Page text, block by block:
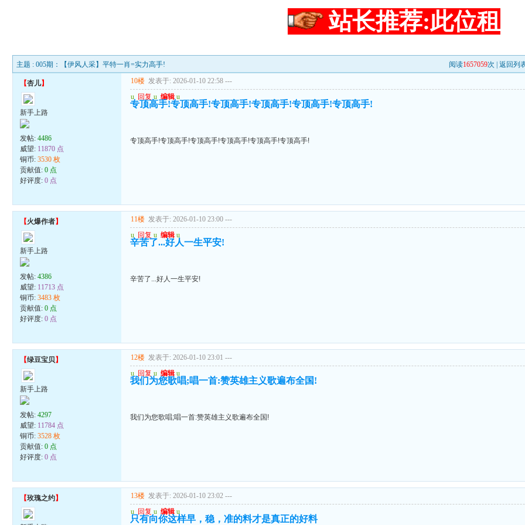
站长推荐:此位租
主题 : 005期：【伊风人采】平特一肖=实力高手! 阅读1657059次 |返回列
【杏儿】
新手上路
发帖:4486
威望: 11870 点
铜币:3530 枚
贡献值:0 点
好评度:0 点
10楼 发表于: 2026-01-10 22:58 ---
u 回复 u 编辑 u
专顶高手!专顶高手!专顶高手!专顶高手!专顶高手!专顶高手!
专顶高手!专顶高手!专顶高手!专顶高手!专顶高手!专顶高手!
【火爆作者】
新手上路
发帖:4386
威望: 11713 点
铜币:3483 枚
贡献值:0 点
好评度:0 点
11楼 发表于: 2026-01-10 23:00 ---
u 回复 u 编辑 u
辛苦了...好人一生平安!
辛苦了...好人一生平安!
【绿豆宝贝】
新手上路
发帖:4297
威望: 11784 点
铜币:3528 枚
贡献值:0 点
好评度:0 点
12楼 发表于: 2026-01-10 23:01 ---
u 回复 u 编辑 u
我们为您歌唱;唱一首:赞英雄主义歌遍布全国!
我们为您歌唱;唱一首:赞英雄主义歌遍布全国!
【玫瑰之约】 13楼 发表于: 2026-01-10 23:02 ---
u 回复 u 编辑 u
只有向你这样早，稳，准的料才是真正的好料